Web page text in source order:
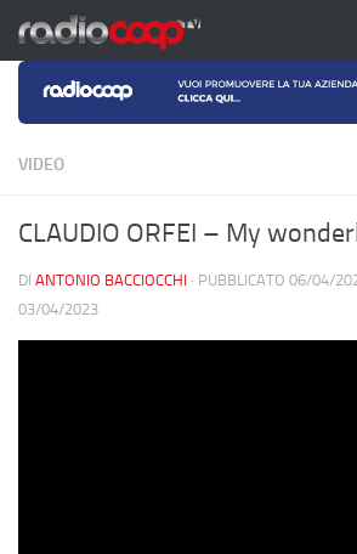
Salta al contenuto
VIDEO
CLAUDIO ORFEI – My
DI ANTONIO BACCIOCCHI · PUBBLICATO 06/04/
03/04/2023